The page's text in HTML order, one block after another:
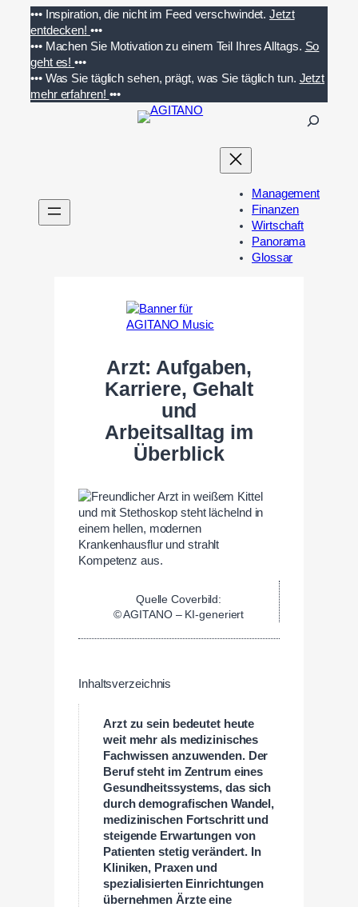
Inhalt
springen
••• Inspiration, die nicht im Feed verschwindet. Jetzt
entdecken! •••
••• Machen Sie Motivation zu einem Teil Ihres Alltags. So
geht es!•••
••• Was Sie täglich sehen, prägt, was Sie täglich tun. Jetzt
mehr erfahren! •••
n
Management
Finanzen
Wirtschaft
Panorama
Glossar
Arzt: Aufgaben,
Karriere, Gehalt
und
Arbeitsalltag im
Überblick
Quelle Coverbild:
© AGITANO – KI-generiert
Inhaltsverzeichnis
Arzt zu sein bedeutet heute
weit mehr als medizinisches
Fachwissen anzuwenden. Der
Beruf steht im Zentrum eines
Gesundheitssystems, das sich
durch demografischen Wandel,
medizinischen Fortschritt und
steigende Erwartungen von
Patienten stetig verändert. In
Kliniken, Praxen und
spezialisierten Einrichtungen
übernehmen Ärzte eine